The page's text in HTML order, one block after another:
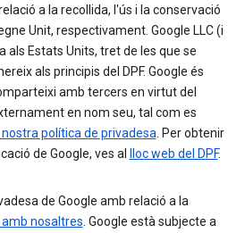
a la recollida, l'ús i la conservació
Unit, respectivament. Google LLC (i
als Estats Units, tret de les que se
als principis del DPF. Google és
amb tercers en virtut del
en nom seu, tal com es
política de privadesa. Per obtenir
de Google, ves al
lloc web del DPF.
de Google amb relació a la
nosaltres. Google està subjecte a